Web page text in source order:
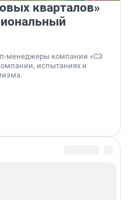
кварталов»
менеджеры компании «СЗ
испытаниях и